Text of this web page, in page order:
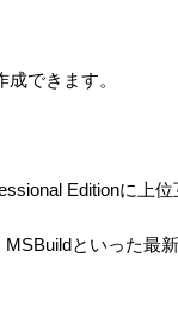
できます。
Editionに上位
といった最